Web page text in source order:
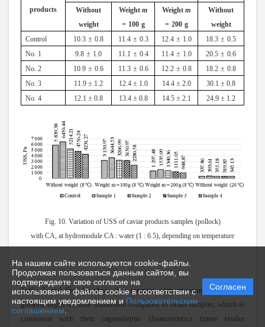
На нашем сайте используются cookie-файлы.
Продолжая пользоваться данным сайтом, вы
подтверждаете свое согласие на
использование файлов cookie в соответствии с
настоящим уведомлением и Пользовательским
соглашением
Согласен
products
Without
weight
Weight m
= 100 g
Weight m
= 200 g
Without
weight
Control
10.3 ± 0.8 11.4 ± 0.3 12.4 ± 1.0 18.3 ± 0.5
No. 1 9.8 ± 1.0 11.1 ± 0.4 11.4 ± 1.0 20.5 ± 0.6
No.2 10.9 ± 0.6 11.3 ± 0.6 12.2 ± 0.8 18.2 ± 0.8
No. 3
11.9 ± 1.2 12.4 ± 1.0 14.4 ± 2.0
30.1 ± 0.8
No. 4
12.1 ± 0.8 13.4 ± 0.8 14.5 ± 2.1 24.9 ± 1.2
Fig. 10. Variation of USS of caviar products samples (pollock)
with CA, at hydromodule CA : water (1 : 6.5), depending on temperature
Table 5 and Fig. 10 show that samples with mayonnaise had the
greatest depth of cone immersion compared to other samples, which is
consistent with their organoleptic characteristics (more tender